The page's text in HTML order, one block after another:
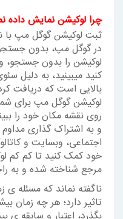
چرا لوکیشن نمایش داده
ثبت لوکیشن گوگل مپ با
در گوگل مپ، بدون
لوکیشن را بدون
کنید میبینید، به دلیل
بالایی است که دریافت
لوکیشن گوگل مپ برای
روی نقشه مکان خود را
و به اشتراک گذاری
اجتماعی، وبسایت و
خود کمک کنید تا کم کم
مرجع شناخته شده و به
ناگفته نماند که مسئله
تاثیر دارد؛ هر چه زمان